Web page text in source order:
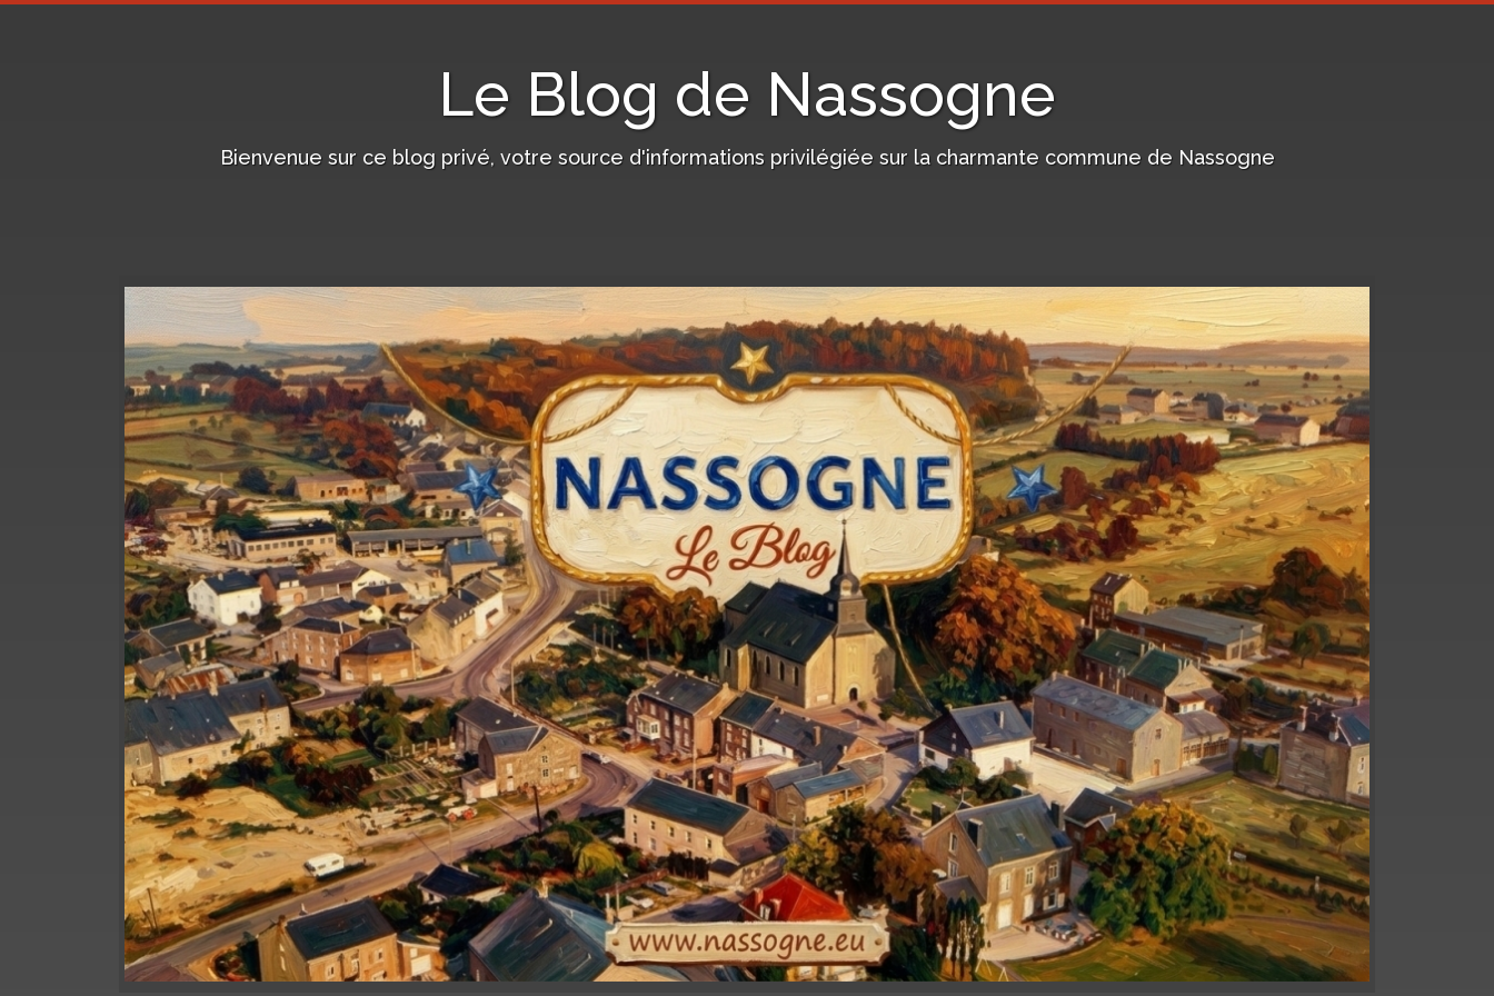
Le Blog de Nassogne
Bienvenue sur ce blog privé, votre source d'informations privilégiée sur la charmante commune de Nassogne